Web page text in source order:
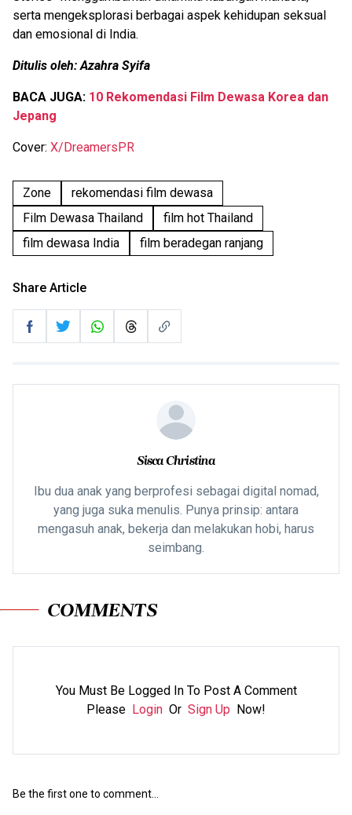
serta mengeksplorasi berbagai aspek kehidupan seksual
dan emosional di India.
Ditulis oleh: Azahra Syifa
BACA JUGA: 10 Rekomendasi Film Dewasa Korea dan
Jepang
Cover: X/DreamersPR
Zone
rekomendasi film dewasa
Film Dewasa Thailand
film hot Thailand
film dewasa India
film beradegan ranjang
Share Article
Sisca Christina
Ibu dua anak yang berprofesi sebagai digital nomad,
yang juga suka menulis. Punya prinsip: antara
mengasuh anak, bekerja dan melakukan hobi, harus
seimbang.
COMMENTS
You Must Be Logged In To Post A Comment
Please Login Or Sign Up Now!
Be the first one to comment...